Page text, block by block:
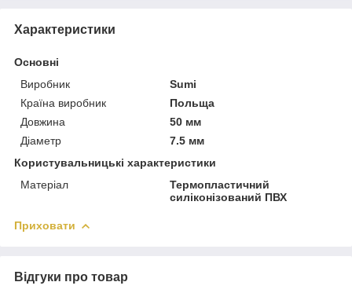
Характеристики
Основні
Виробник
Sumi
Країна виробник
Польща
Довжина
50 мм
Діаметр
7.5 мм
Користувальницькі характеристики
Матеріал
Термопластичний
силіконізований ПВХ
Приховати
Відгуки про товар